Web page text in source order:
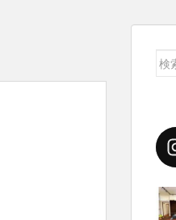
検